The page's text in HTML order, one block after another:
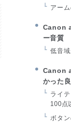
アー
Canon
ー音質
低音
Canon
かった
ライ
100点
ボタ